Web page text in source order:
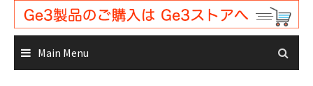
Main Menu